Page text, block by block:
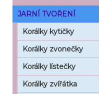
JARNÍ TVOŘENÍ
Korálky kytičky
Korálky zvonečky
Korálky lístečky
Korálky zvířátka